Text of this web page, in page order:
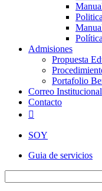
Admisiones
Propuesta
Portafolio
Correo Institucional
Contacto

SOY
Guia de servicios